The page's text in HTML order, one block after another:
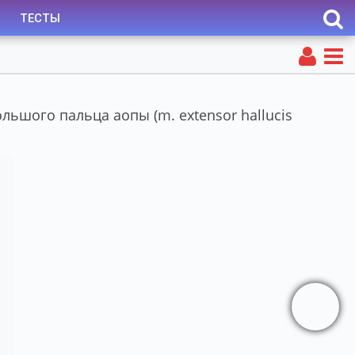
ТЕСТЫ
пальца аопы (m. extensor hallucis